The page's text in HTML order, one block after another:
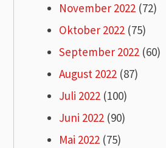
November 2022 (72)
Oktober 2022 (75)
September 2022 (60)
August 2022 (87)
Juli 2022 (100)
Juni 2022 (90)
Mai 2022 (75)